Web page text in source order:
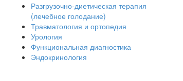
Разгрузочно-диетическая терапия
(лечебное голодание)
Травматология и ортопедия
Урология
Функциональная диагностика
Эндокринология